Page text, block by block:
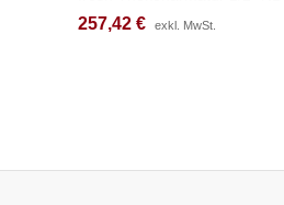
257,42 € exkl. MwSt.
257,42 € exkl. MwSt.